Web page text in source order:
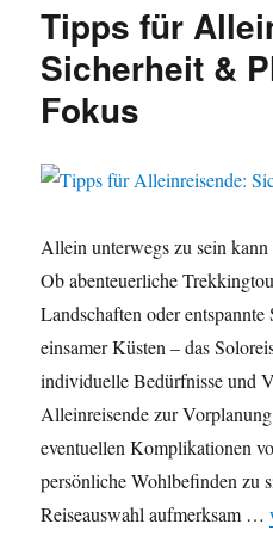
Tipps für
Sicherheit &
Fokus
Allein unterwegs zu sein
Ob abenteuerliche
Landschaften oder entspannte
einsamer Küsten – das
individuelle Bedürfnisse und
Alleinreisende zur
eventuellen Komplikationen
persönliche Wohlbefinden zu
Reiseauswahl aufmerksam …